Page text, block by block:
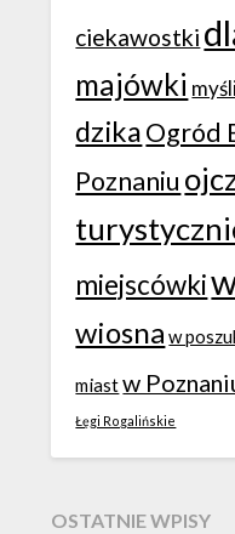
ciekawostki
majówki
dzikaOgród
Poznaniu
miejscówki
wiosna w
miastw
Łęgi Rogalińskie
OSTATNIE WPISY